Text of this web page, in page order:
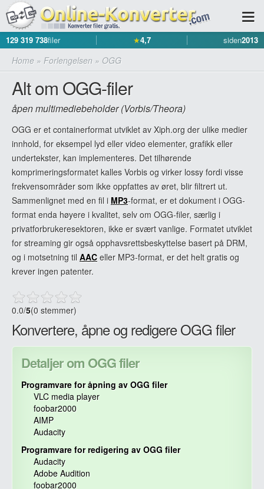
129 319 738filer ★4,7 siden2013
Home » Forlengelsen » OGG
Alt om OGG-filer
åpen multimediebeholder (Vorbis/Theora)
OGG er et containerformat utviklet av Xiph.org der ulike medier
innhold, for eksempel lyd eller video elementer, grafikk eller
undertekster, kan implementeres. Det tilhørende
komprimeringsformatet kalles Vorbis og virker lossy fordi visse
frekvensområder som ikke oppfattes av øret, blir filtrert ut.
Sammenlignet med en fil i MP3-format, er et dokument i OGG-
format enda høyere i kvalitet, selv om OGG-filer, særlig i
privatforbrukeresektoren, ikke er svært vanlige. Formatet utviklet
for streaming gir også opphavsrettsbeskyttelse basert på DRM,
og i motsetning til AAC eller MP3-format, er det helt gratis og
krever ingen patenter.
0.0/5(0 stemmer)
Konvertere, åpne og redigere OGG filer
Detaljer om OGG filer
Programvare for åpning av OGG filer
VLC media player
foobar2000
AIMP
Audacity
Programvare for redigering av OGG filer
Audacity
Adobe Audition
foobar2000